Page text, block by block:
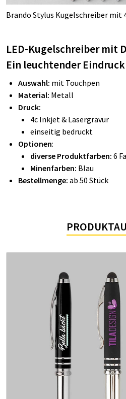
LED-Kugelschreiber mit
Ein leuchtender Eindruck
Auswahl: mit Touchpen
Material: Metall
Druck:
4c Inkjet & Lasergravur
einseitig bedruckt
Optionen:
diverse Produktfarben: 6
Minenfarben: Blau
Bestellmenge: ab 50 Stück
Brando Stylus Kugelschreiber mit